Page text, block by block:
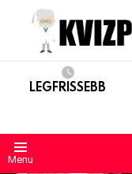
LEGFRISSEBB
Menu